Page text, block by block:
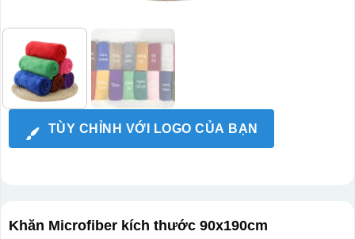
TÙY CHỈNH VỚI LOGO CỦA BẠN
Khăn Microfiber kích thước 90x190cm